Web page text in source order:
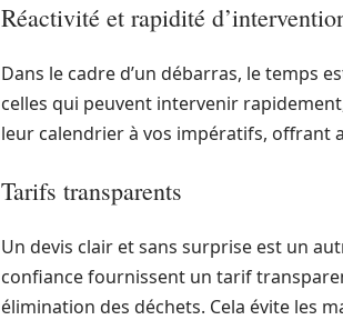
Réactivité et rapidité
Dans le cadre d’un débarras, le temps
celles qui peuvent intervenir
leur calendrier à vos impératifs, offrant
Tarifs transparents
Un devis clair et sans surprise est un
confiance fournissent un tarif
élimination des déchets. Cela évite les